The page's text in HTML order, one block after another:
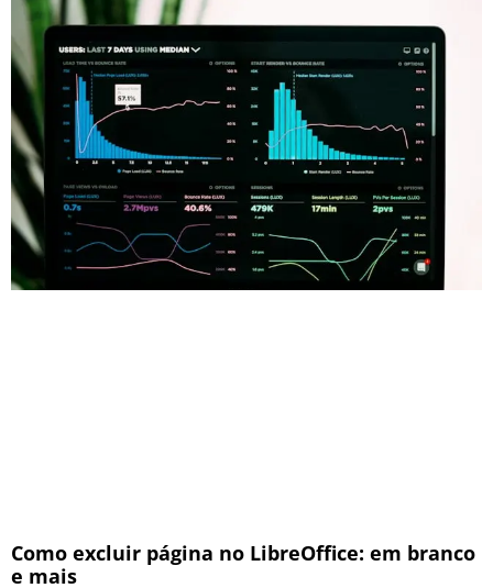
Como excluir página no LibreOffice: em branco
e mais